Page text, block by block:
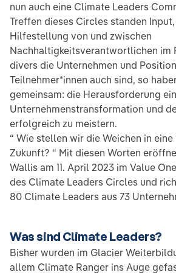
nun auch eine Climate Leaders
Treffen dieses Circles standen
Hilfestellung von und zwischen
Nachhaltigkeitsverantwortlichen im
divers die Unternehmen und
Teilnehmer*innen auch sind, so
gemeinsam: die Herausforderung
Unternehmenstransformation und
erfolgreich zu meistern.
“ Wie stellen wir die Weichen in
Zukunft? “ Mit diesen Worten
Wallis am 11. April 2023 im Value
des Climate Leaders Circles und
80 Climate Leaders aus 73
Was sind Climate Leaders?
Bisher wurden im Glacier
allem Climate Ranger ins Auge